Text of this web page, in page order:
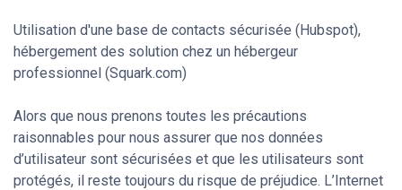
Utilisation d'une base de contacts sécurisée (Hubspot),
hébergement des solution chez un hébergeur
professionnel (Squark.com)
Alors que nous prenons toutes les précautions
raisonnables pour nous assurer que nos données
d’utilisateur sont sécurisées et que les utilisateurs sont
protégés, il reste toujours du risque de préjudice. L’Internet